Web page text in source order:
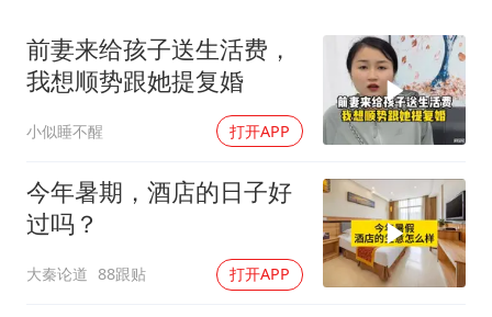
民警发现救助的拾荒老人是逃犯
中方回应是否在太平洋海底开采稀土
奋进开新局 实干挑大梁
前妻来给孩子送生活费，
我想顺势跟她提复婚
小似睡不醒 打开APP
今年暑期，酒店的日子好
过吗？
大秦论道 88跟贴 打开APP